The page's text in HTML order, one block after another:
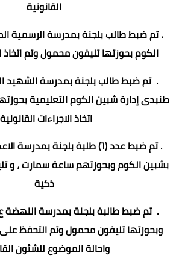
القانونية
. تم ضبط طالب بلجنة بمدرسة الرسمية
الكوم بحوزتها تليفون محمول وتم اتخاذ
. تم ضبط طالب بلجنة بمدرسة الشهيد
طنبدى إدارة شبين الكوم التعليمية
اتخاذ الاجراءات
. تم ضبط عدد (٦) طلبة بلجنة
بشبين الكوم وبحوزتهم ساعة سمارت ، و
ذكية
. تم ضبط طالبة بلجنة بمدرسة النهضة ع
وبحوزتها تليفون محمول وتم التحفظ
واحالة الموضوع للشئون